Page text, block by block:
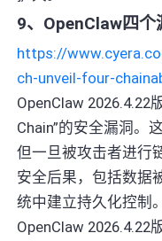
9、OpenClaw四个
https://
ch-unveil-four-
OpenClaw 2026.4.22
Chain”的安全漏洞。
但一旦被攻击者进行
安全后果，包括数据
统中建立持久化控制
OpenClaw 2026.4.22